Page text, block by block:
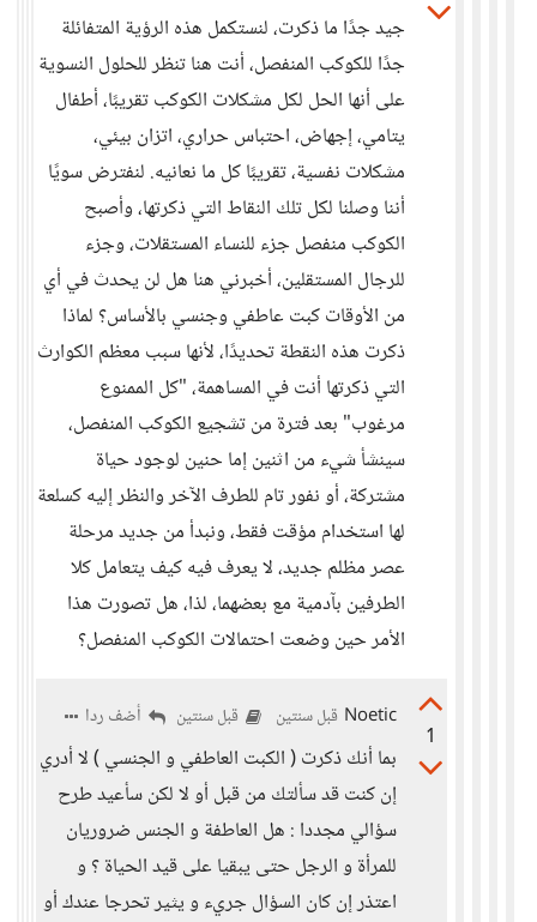
جيد جدًا ما ذكرت، لنستكمل هذه الرؤية المتفائلة
جدًا للكوكب المنفصل، أنت هنا تنظر للحلول النسوية
على أنها الحل لكل مشكلات الكوكب تقريبًا، أطفال
يتامي، إجهاض، احتباس حراري، اتزان بيئي،
مشكلات نفسية، تقريبًا كل ما نعانيه. لنفترض سويًا
أننا وصلنا لكل تلك النقاط التي ذكرتها، وأصبح
الكوكب منفصل جزء للنساء المستقلات، وجزء
للرجال المستقلين، أخبرني هنا هل لن يحدث في أي
من الأوقات كبت عاطفي وجنسي بالأساس؟ لماذا
ذكرت هذه النقطة تحديدًا، لأنها سبب معظم الكوارث
التي ذكرتها أنت في المساهمة، "كل الممنوع
مرغوب" بعد فترة من تشجيع الكوكب المنفصل،
سينشأ شيء من اثنين إما حنين لوجود حياة
مشتركة، أو نفور تام للطرف الآخر والنظر إليه كسلعة
لها استخدام مؤقت فقط، ونبدأ من جديد مرحلة
عصر مظلم جديد، لا يعرف فيه كيف يتعامل كلا
الطرفين بآدمية مع بعضهما، لذا، هل تصورت هذا
الأمر حين وضعت احتمالات الكوكب المنفصل؟
1
Noetic قبل سنتين قبل سنتين أضف ردا
بما أنك ذكرت ( الكبت العاطفي و الجنسي ) لا أدري
إن كنت قد سألتك من قبل أو لا لكن سأعيد طرح
سؤالي مجددا : هل العاطفة و الجنس ضروريان
للمرأة و الرجل حتى يبقيا على قيد الحياة ؟ و
اعتذر إن كان السؤال جريء و يثير تحرجا عندك أو